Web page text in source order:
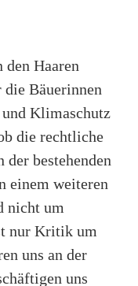
Haaren
die Bäuerinnen
Klimaschutz
die rechtliche
bestehenden
einem weiteren
nicht um
nur Kritik um
uns an der
uns